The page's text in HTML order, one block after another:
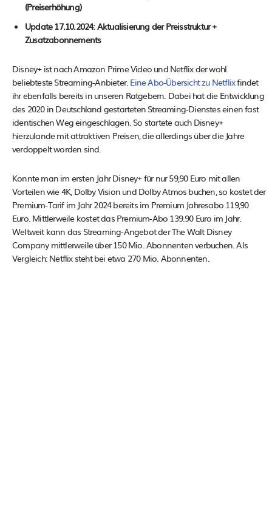
(Preiserhöhung)
Update 17.10.2024: Aktualisierung der Preisstruktur +
Zusatzabonnements
Disney+ ist nach Amazon Prime Video und Netflix der wohl
beliebteste Streaming-Anbieter. Eine Abo-Übersicht zu Netflixfindet
ihr ebenfalls bereits in unseren Ratgebern. Dabei hat die Entwicklung
des 2020 in Deutschland gestarteten Streaming-Dienstes einen fast
identischen Weg eingeschlagen. So startete auch Disney+
hierzulande mit attraktiven Preisen, die allerdings über die Jahre
verdoppelt worden sind.
Konnte man im ersten Jahr Disney+ für nur 59,90 Euro mit allen
Vorteilen wie 4K, Dolby Vision und Dolby Atmos buchen, so kostet der
Premium-Tarif im Jahr 2024 bereits im Premium Jahresabo 119,90
Euro. Mittlerweile kostet das Premium-Abo 139.90 Euro im Jahr.
Weltweit kann das Streaming-Angebot der The Walt Disney
Company mittlerweile über 150 Mio. Abonnenten verbuchen. Als
Vergleich: Netflix steht bei etwa 270 Mio. Abonnenten.